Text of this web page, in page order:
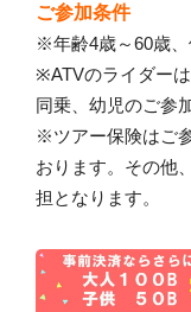
ご参加条件
※年齢4歳～60歳
※ATVのライダー
同乗、幼児のご参
※ツアー保険はご
おります。その他
担となります。